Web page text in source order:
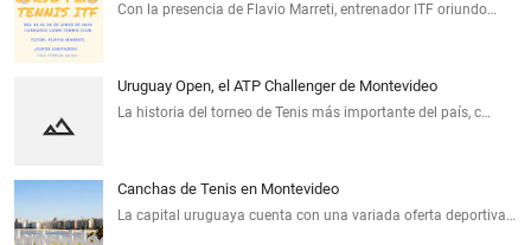
Con la presencia de Flavio Marreti, entrenador ITF oriundo…
Uruguay Open, el ATP Challenger de Montevideo
La historia del torneo de Tenis más importante del país, c…
Canchas de Tenis en Montevideo
La capital uruguaya cuenta con una variada oferta deportiva…